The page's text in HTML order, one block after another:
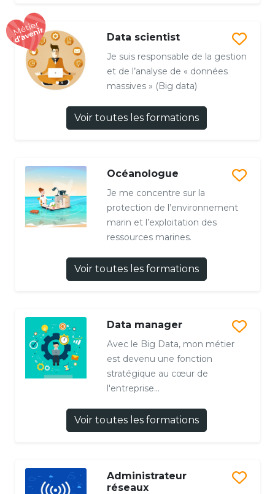
Data scientist
Je suis responsable de la gestion
et de l’analyse de « données
massives » (Big data)
Voir toutes les formations
Océanologue
Je me concentre sur la
protection de l’environnement
marin et l’exploitation des
ressources marines.
Voir toutes les formations
Data manager
Avec le Big Data, mon métier
est devenu une fonction
stratégique au cœur de
l'entreprise...
Voir toutes les formations
Administrateur
réseaux